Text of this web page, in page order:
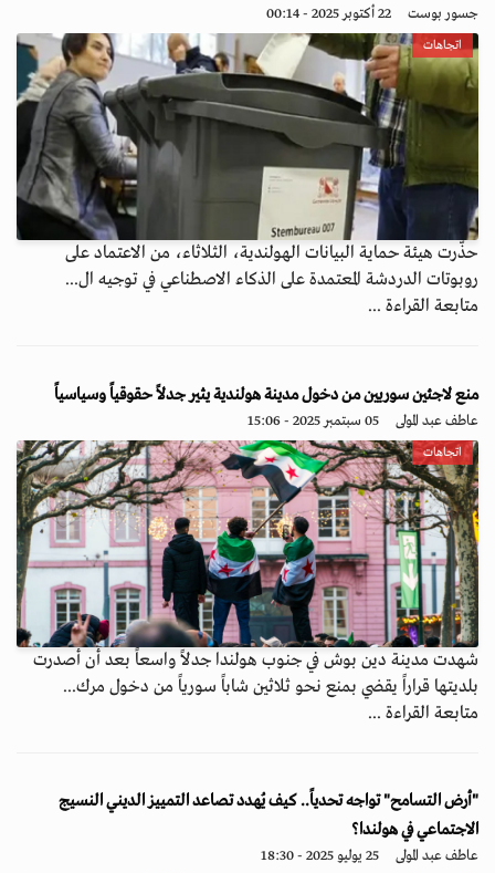
جسور بوست 22 أكتوبر 2025 - 00:14
اتجاهات
حذّرت هيئة حماية البيانات الهولندية، الثلاثاء، من الاعتماد على
روبوتات الدردشة المعتمدة على الذكاء الاصطناعي في توجيه ال...
متابعة القراءة ...
منع لاجئين سوريين من دخول مدينة هولندية يثير جدلاً حقوقياً وسياسياً
عاطف عبد المولى 05 سبتمبر 2025 - 15:06
اتجاهات
شهدت مدينة دين بوش في جنوب هولندا جدلاً واسعاً بعد أن أصدرت
بلديتها قراراً يقضي بمنع نحو ثلاثين شاباً سورياً من دخول مرك...
متابعة القراءة ...
"أرض التسامح" تواجه تحدياً.. كيف يُهدد تصاعد التمييز الديني النسيج
الاجتماعي في هولندا؟
عاطف عبد المولى 25 يوليو 2025 - 18:30